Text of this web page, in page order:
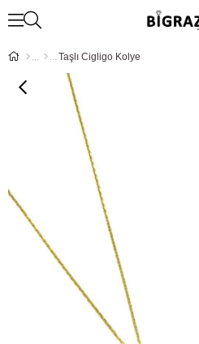
Taşlı Cigligo Kolye